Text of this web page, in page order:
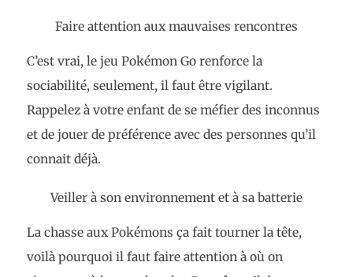
Faire attention aux mauvaises rencontres
C’est vrai, le jeu Pokémon Go renforce la
sociabilité, seulement, il faut être vigilant.
Rappelez à votre enfant de se méfier des inconnus
et de jouer de préférence avec des personnes qu’il
connait déjà.
Veiller à son environnement et à sa batterie
La chasse aux Pokémons ça fait tourner la tête,
voilà pourquoi il faut faire attention à où on